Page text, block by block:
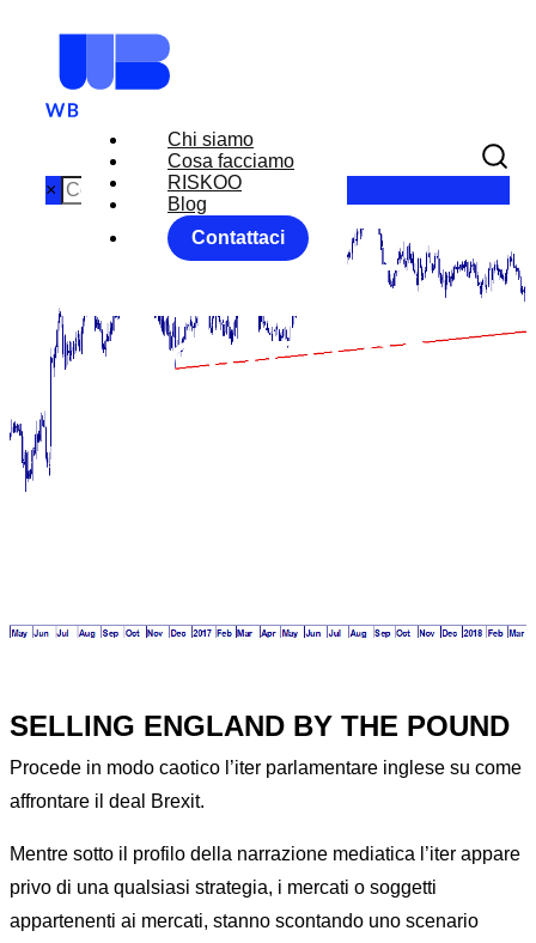
Chi siamo
Cosa facciamo
RISKOO
Blog
Contattaci
×
MARKET
MOVER 28
SELLING ENGLAND BY THE POUND
Procede in modo caotico l’iter parlamentare inglese su come
affrontare il deal Brexit.
Mentre sotto il profilo della narrazione mediatica l’iter appare
privo di una qualsiasi strategia, i mercati o soggetti
appartenenti ai mercati, stanno scontando uno scenario